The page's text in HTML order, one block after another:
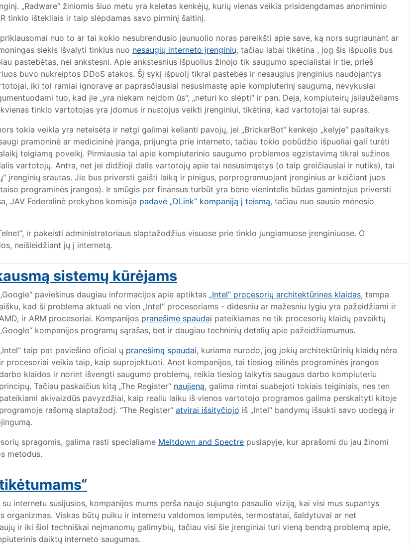
„Radware“ žiniomis šiuo metu yra keletas kenkėjų, kurių vienas veikia prisidengdamas anoniminio
tinklo ištekliais ir taip slėpdamas savo pirminį šaltinį.
nuo to ar tai kokio nesubrendusio jaunuolio noras pareikšti apie save, ką nors sugriaunant ar
siekis išvalyti tinklus nuo nesaugių interneto įrenginių, tačiau labai tikėtina , jog šis išpuolis bus
pastebėtas, nei ankstesni. Apie ankstesnius išpuolius žinojo tik saugumo specialistai ir tie, prieš
buvo nukreiptos DDoS atakos. Šį sykį išpuolį tikrai pastebės ir nesaugius įrenginius naudojantys
iki tol ramiai ignoravę ar paprasčiausiai nesusimastę apie kompiuterinį saugumą, nevykusiai
tuo, kad jie „yra niekam neįdom ūs", „neturi ko slėpti“ ir pan. Deja, kompiuteirų įsilaužėliams
tinklo vartotojas yra įdomus ir nustojus veikti įrenginiui, tikėtina, kad vartotojai tai supras.
tokia veikla yra neteisėta ir netgi galimai kelianti pavojų, jei „BrickerBot“ kenkėjo „kelyje“ pasitaikys
pramoninė ar medicininė įranga, prijungta prie interneto, tačiau tokio pobūdžio išpuoliai gali turėti
teigiamą poveikį. Pirmiausia tai apie kompiuterinio saugumo problemos egzistavimą tikrai sužinos
vartotojų. Antra, net jei didžioji dalis vartotojų apie tai nesusimąstys (o taip greičiausiai ir nutiks), tai
įrenginių srautas. Jie bus priversti gaišti laiką ir pinigus, perprogramuojant įrenginius ar keičiant juos
programinės įrangos). Ir smūgis per finansus turbūt yra bene vienintelis būdas gamintojus priversti
JAV Federalinė prekybos komisija padavė „DLink“ kompaniją į teismą, tačiau nuo sausio mėnesio
ir pakeisti administratoriaus slaptažodžius visuose prie tinklo jungiamuose įrenginiuose. O
neišleidžiant jų į internetą.
sistemų kūrėjams
„Google“ paviešinus daugiau informacijos apie aptiktas „Intel“ procesorių architektūrines klaidas, tampa
aišku, kad ši problema aktuali ne vien „Intel“ procesoriams - didesniu ar mažesniu lygiu yra pažeidžiami ir
ir ARM procesoriai. Kompanijos pranešime spaudai pateikiamas ne tik procesorių klaidų paveiktų
„Google“ kompanijos programų sąrašas, bet ir daugiau techninių detalių apie pažeidžiamumus.
„Intel“ taip pat paviešino oficial ų pranešimą spaudai, kuriama nurodo, jog jokių architektūrinių klaidų nėra
ir procesoriai veikia taip, kaip suprojektuoti. Anot kompanijos, tai tiesiog eilinės programinės įrangos
klaidos ir norint išvengti saugumo problemų, reikia tiesiog laikytis saugaus darbo kompiuteriu
principų. Tačiau paskaičius kitą „The Register“ naujieną, galima rimtai suabejoti tokiais teiginiais, nes ten
pateikiami akivaizdūs pavyzdžiai, kaip realiu laiku iš vienos vartotojo programos galima perskaityti kitoje
programoje rašomą slaptažodį. “The Register“ atvirai išsityčiojo iš „Intel“ bandymų išsukti savo uodegą ir
spragomis, galima rasti specialiame Meltdown and Spectre puslapyje, kur aprašomi du jau žinomi
metodus.
internetu susijusios, kompanijos mums perša naujo sujungto pasaulio viziją, kai visi mus supantys
Viskas būtų puiku ir internetu valdomos lemputės, termostatai, šaldytuvai ar net
ir iki šiol techniškai neįmanomų galimybių, tačiau visi šie įrenginiai turi vieną bendrą problemą apie,
daiktų interneto saugumas.